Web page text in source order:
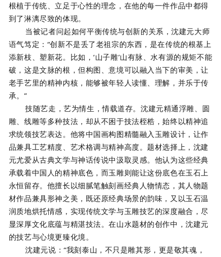
根植于传统、立足于心性的理念，在他的每一件作品中都得
到了淋漓尽致的体现。
当被记者问起如何平衡传统与创新的关系，沈建元大师
语气笃定：“创新不是丢了老祖宗的东西，是在传统的根基上
添新枝、塑新花。比如，‘山子雕’山有脉、水有源的规矩不能
破，这是文脉的根，但构图、意境可以融入当下的审美，让
老手艺里的精神内核，能够被年轻人读懂、理解，并乐于传
承。”
技随艺走，艺为情生，情载道存。沈建元精通浮雕、圆
雕、线雕等多种技法，却从不困于技法桎梏，始终以精神追
求统领技艺表达。他将中国画构图精髓融入玉雕设计，让作
品兼具工艺精度、艺术格调与精神高度。题材选择上，沈建
元尤爱从古典文学与神话传说中汲取灵感。他认为这些经典
承载着中国人的精神底色，而玉雕则能让这份底色在玉石上
永恒留存。他擅长以细腻笔触刻画经典人物情态，其人物题
材作品兼具形神之美，既还原经典场景的韵味，又以玉石温
润质地烘托情感，实现传统文学与玉雕技艺的深度融合，尽
显深厚文化底蕴与精湛技法。在山水题材的创作中，沈建元
的技艺与心境更臻化境。
沈建元说：“我刻泰山，不只是雕其形，更是敬其魂，